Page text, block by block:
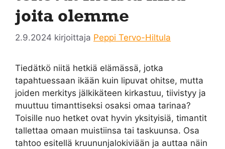
joita olemme
2.9.2024 kirjoittaja Peppi Tervo-Hiltula
Tiedätkö niitä hetkiä elämässä, jotka
tapahtuessaan ikään kuin lipuvat ohitse, mutta
joiden merkitys jälkikäteen kirkastuu, tiivistyy ja
muuttuu timanttiseksi osaksi omaa tarinaa?
Toisille nuo hetket ovat hyvin yksityisiä, timantit
tallettaa omaan muistiinsa tai taskuunsa. Osa
tahtoo esitellä kruununjalokiviään ja auttaa näin